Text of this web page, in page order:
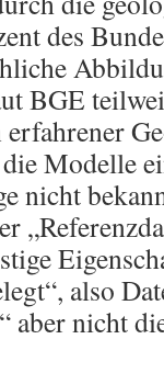
des
BGE
Modelle
nicht
also
aber nicht